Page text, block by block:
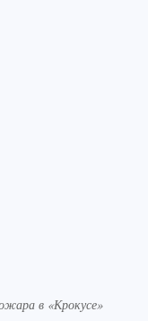
в «Крокусе»